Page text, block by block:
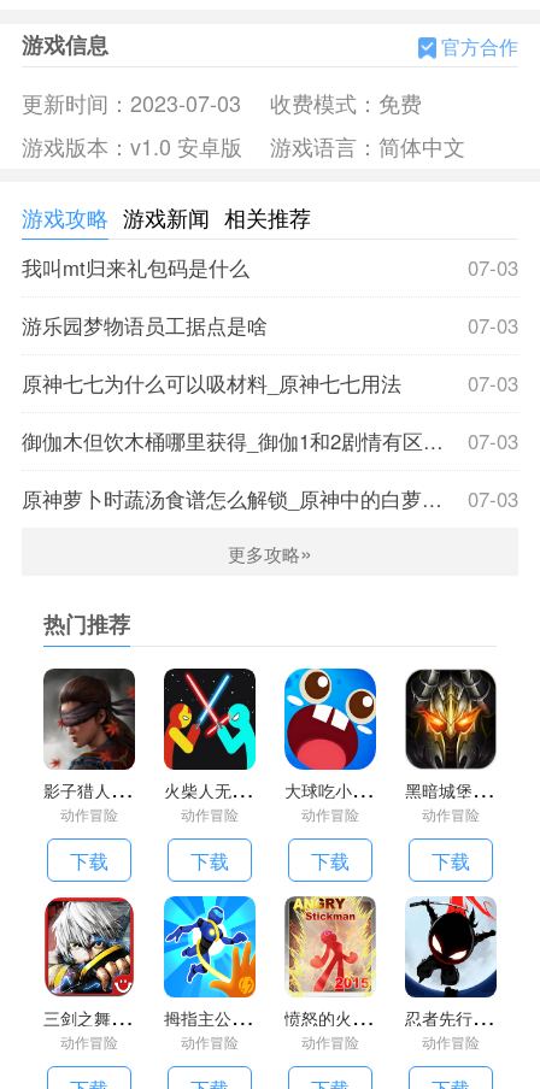
特之王等众多超人气奥特曼悉数登场。沿用经典三技能设计，
战斗更加紧凑激烈，让游戏体验更加畅快。快来召唤你喜爱的
奥特英雄加入战场，准备激情一战吧！
游戏特点
1、还原度很高，能力到外观都是如此，可以去了解，然后开
启你的全新精彩挑战。
2、战斗玩法丰富，对应的冒险玩法也是非常的好，带给你的
游戏信息 官方合作
更新时间： 2023-07-03 收费模式： 免费
游戏版本： v1.0 安卓版 游戏语言： 简体中文
游戏攻略 游戏新闻 相关推荐
07-03
我叫mt归来礼包码是什么
07-03
游乐园梦物语员工据点是啥
07-03
原神七七为什么可以吸材料_原神七七用法
07-03
御伽木但饮木桶哪里获得_御伽1和2剧情有区别吗
07-03
原神萝卜时蔬汤食谱怎么解锁_原神中的白萝卜在哪
更多攻略»
热门推荐
影
子猎人的传说汉化版
动作冒险
下载
火
柴人无限火力手机版
动作冒险
下载
大
球吃小球游戏
动作冒险
下载
黑
暗城堡手游
动作冒险
下载
三
剑之舞无限金币汉化版
动作冒险
拇
指主公游戏
动作冒险
愤
怒的火柴人2015中文破解版
动作冒险
忍
者先行游戏
动作冒险